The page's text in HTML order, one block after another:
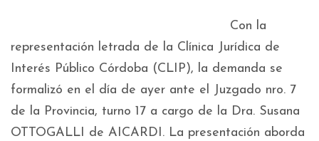
Con la
representación letrada de la Clínica Jurídica de
Interés Público Córdoba (CLIP), la demanda se
formalizó en el día de ayer ante el Juzgado nro. 7
de la Provincia, turno 17 a cargo de la Dra. Susana
OTTOGALLI de AICARDI. La presentación aborda